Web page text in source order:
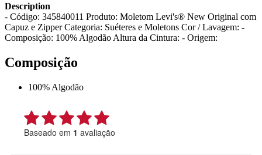
Description
- Código: 345840011 Produto: Moletom Levi's® New Original com
Capuz e Zipper Categoria: Suéteres e Moletons Cor / Lavagem: -
Composição: 100% Algodão Altura da Cintura: - Origem:
Composição
100% Algodão
Baseado em 1 avaliação